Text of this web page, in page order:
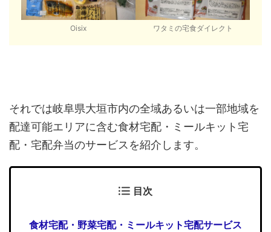
Oisix ワタミの宅食ダイレクト
それでは岐阜県大垣市内の全域あるいは一部地域を
配達可能エリアに含む食材宅配・ミールキット宅
配・宅配弁当のサービスを紹介します。
目次
食材宅配・野菜宅配・ミールキット宅配サービス